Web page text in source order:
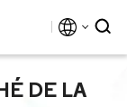
DE LA